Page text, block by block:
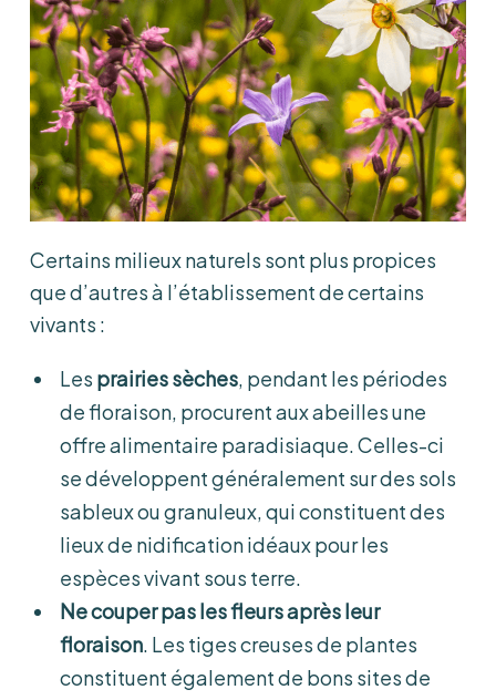
Certains milieux naturels sont plus propices
que d’autres à l’établissement de certains
vivants :
Les prairies sèches, pendant les périodes
de floraison, procurent aux abeilles une
offre alimentaire paradisiaque. Celles-ci
se développent généralement sur des sols
sableux ou granuleux, qui constituent des
lieux de nidification idéaux pour les
espèces vivant sous terre.
Ne couper pas les fleurs après leur
floraison. Les tiges creuses de plantes
constituent également de bons sites de